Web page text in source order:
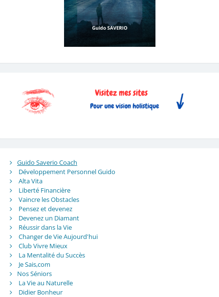
Guido Saverio Coach
Développement Personnel Guido
Alta Vita
Liberté Financière
Vaincre les Obstacles
Pensez et devenez
Devenez un Diamant
Réussir dans la Vie
Changer de Vie Aujourd'hui
Club Vivre Mieux
La Mentalité du Succès
Je Sais,com
Nos Séniors
La Vie au Naturelle
Didier Bonheur